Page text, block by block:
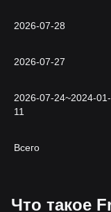
2026-07-28
2026-07-27
2026-07-24~2024-01-
11
Всего
Что такое